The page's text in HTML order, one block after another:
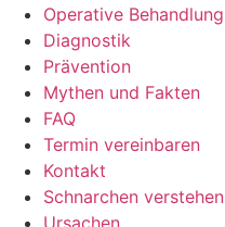
Operative Behandlung
Diagnostik
Prävention
Mythen und Fakten
FAQ
Termin vereinbaren
Kontakt
Schnarchen verstehen
Ursachen